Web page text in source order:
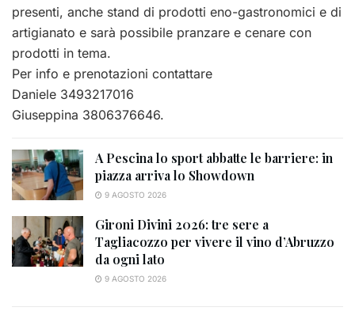
presenti, anche stand di prodotti eno-gastronomici e di
artigianato e sarà possibile pranzare e cenare con
prodotti in tema.
Per info e prenotazioni contattare
Daniele 3493217016
Giuseppina 3806376646.
A Pescina lo sport abbatte le barriere: in
piazza arriva lo Showdown
9 AGOSTO 2026
Gironi Divini 2026: tre sere a
Tagliacozzo per vivere il vino d’Abruzzo
da ogni lato
9 AGOSTO 2026